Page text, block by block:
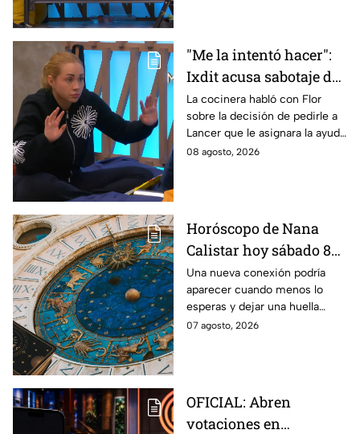
"Me la intentó hacer":
Ixdit acusa sabotaje de
Ramahá en la pasada
gala de salvación de
MasterChef 24/7
La cocinera habló con Flor
sobre la decisión de pedirle a
Lancer que le asignara la ayuda
de Ramahá y no la de Daniela
08 agosto, 2026
Horóscopo de Nana
Calistar hoy sábado 8
de agosto del 2026 para
cada signo; una
conexión inesperada
podría transformar tus
Una nueva conexión podría
aparecer cuando menos lo
esperas y dejar una huella
importante.
07 agosto, 2026
OFICIAL: Abren
votaciones en